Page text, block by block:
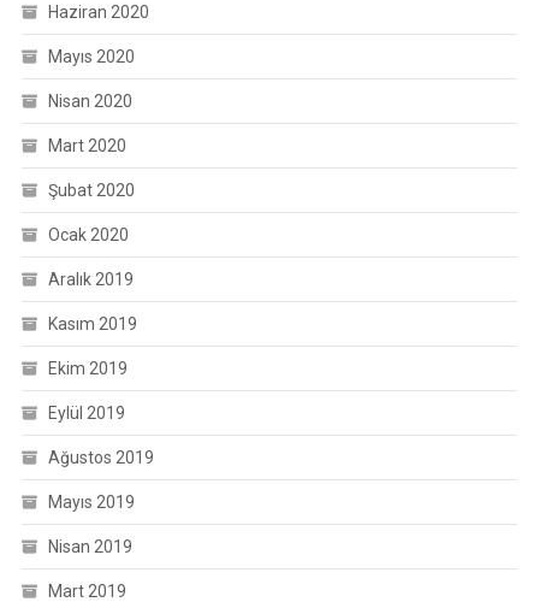
Haziran 2020
Mayıs 2020
Nisan 2020
Mart 2020
Şubat 2020
Ocak 2020
Aralık 2019
Kasım 2019
Ekim 2019
Eylül 2019
Ağustos 2019
Mayıs 2019
Nisan 2019
Mart 2019